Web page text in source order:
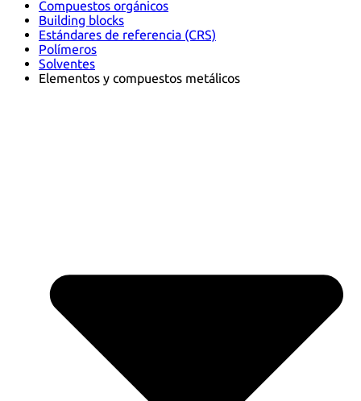
Compuestos orgánicos
Building blocks
Estándares de referencia (CRS)
Polímeros
Solventes
Elementos y compuestos metálicos